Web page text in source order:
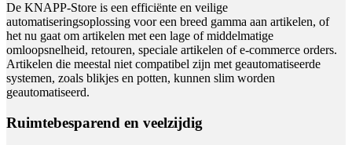
De KNAPP-Store is een efficiënte en veilige
automatiseringsoplossing voor een breed gamma aan artikelen, of
het nu gaat om artikelen met een lage of middelmatige
omloopsnelheid, retouren, speciale artikelen of e-commerce orders.
Artikelen die meestal niet compatibel zijn met geautomatiseerde
systemen, zoals blikjes en potten, kunnen slim worden
geautomatiseerd.
Ruimtebesparend en veelzijdig